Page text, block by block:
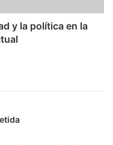
y la política en la